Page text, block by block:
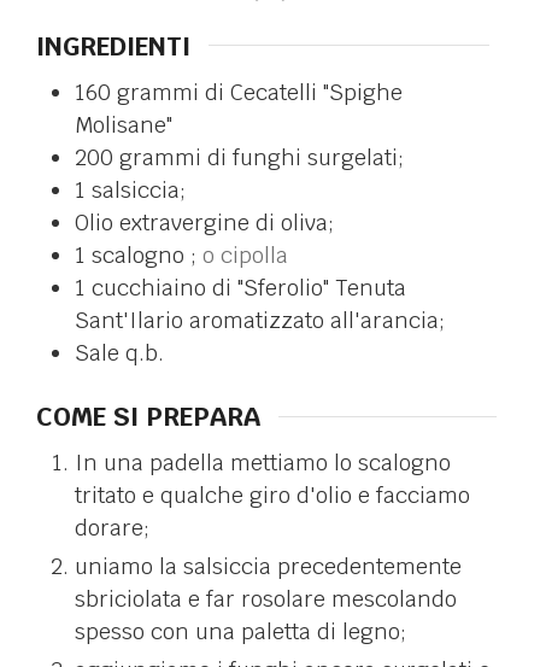
INGREDIENTI
160 grammi di Cecatelli "Spighe
Molisane"
200 grammi di funghi surgelati;
1 salsiccia;
Olio extravergine di oliva;
1 scalogno ; o cipolla
1 cucchiaino di "Sferolio" Tenuta
Sant'Ilario aromatizzato all'arancia;
Sale q.b.
COME SI PREPARA
In una padella mettiamo lo scalogno
tritato e qualche giro d'olio e facciamo
dorare;
uniamo la salsiccia precedentemente
sbriciolata e far rosolare mescolando
spesso con una paletta di legno;